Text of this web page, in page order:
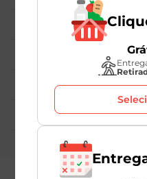
Institucional
Políticas Mambo
Atedimento ao
Nossas Redes